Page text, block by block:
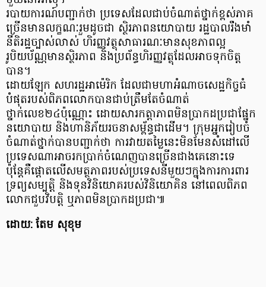
របាយការណ៍បញ្ជាក់ថា ប្រទេសដែលជាប់ចំណាត់ថ្នាក់ខ្ពស់ភាគ
ច្រើនមានលក្ខណៈរួមដូចជា ស្ថិរភាពនយោបាយ រដ្ឋបាលរឹងមាំ
នីតិរដ្ឋច្បាស់លាស់ ហិរញ្ញវត្ថុសាធារណៈមានសុខភាពល្អ
រូបិយប័ណ្ណមានស្ថិរភាព និងប្រព័ន្ធហិរញ្ញវត្ថុដែលអាចទុកចិត្ត
បាន។
ដោយឡែក សហរដ្ឋអាម៉េរិក ដែលជាមហាអំណាចសេដ្ឋកិច្ចធំ
បំផុតរបស់ពិភពលោកបានជាប់ត្រឹមតែចំណាត់
ថ្នាក់លេខ២៤ប៉ុណ្ណោះ ដោយសារកត្តាភាពមិនប្រាកដប្រជាផ្នែក
នយោបាយ និងហានិភ័យរចនាសម្ព័ន្ធជាដើម។ ក្រុមអ្នករៀបចំ
ចំណាត់ថ្នាក់បានបញ្ជាក់ថា ការវាយតម្លៃនេះមិនមែនសំដៅលើ
ប្រទេសណាអាចរកប្រាក់ចំណេញបានច្រើនជាងគេនោះទេ
ប៉ុន្តែគឺផ្តោតលើសមត្ថភាពរបស់ប្រទេសនីមួយៗក្នុងការការពារ
ទ្រព្យសម្បត្តិ និងទុនវិនិយោគរបស់វិនិយោគិន នៅពេលពិភព
លោកជួបវិបត្តិ ឬភាពមិនប្រាកដប្រជា៕
ដោយ: តែម សុខុម